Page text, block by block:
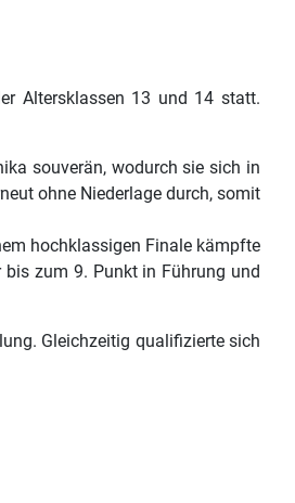
Altersklassen 13 und 14 statt.
souverän, wodurch sie sich in
ohne Niederlage durch, somit
hochklassigen Finale kämpfte
zum 9. Punkt in Führung und
Gleichzeitig qualifizierte sich